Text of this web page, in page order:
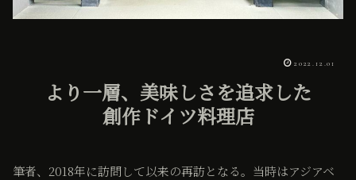
2022.12.01
より一層、美味しさを追求した
創作ドイツ料理店
筆者、2018年に訪問して以来の再訪となる。当時はアジアベ